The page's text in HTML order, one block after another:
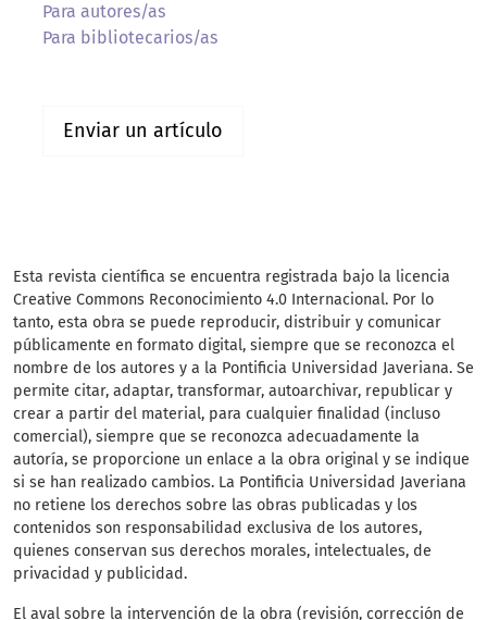
Para autores/as
Para bibliotecarios/as
Enviar un artículo
Esta revista científica se encuentra registrada bajo la licencia
Creative Commons Reconocimiento 4.0 Internacional. Por lo
tanto, esta obra se puede reproducir, distribuir y comunicar
públicamente en formato digital, siempre que se reconozca el
nombre de los autores y a la Pontificia Universidad Javeriana. Se
permite citar, adaptar, transformar, autoarchivar, republicar y
crear a partir del material, para cualquier finalidad (incluso
comercial), siempre que se reconozca adecuadamente la
autoría, se proporcione un enlace a la obra original y se indique
si se han realizado cambios. La Pontificia Universidad Javeriana
no retiene los derechos sobre las obras publicadas y los
contenidos son responsabilidad exclusiva de los autores,
quienes conservan sus derechos morales, intelectuales, de
privacidad y publicidad.
El aval sobre la intervención de la obra (revisión, corrección de